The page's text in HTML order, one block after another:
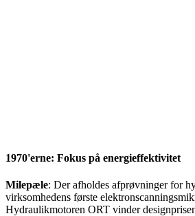
1970'erne: Fokus på energieffektivitet
Milepæle: Der afholdes afprøvninger for
virksomhedens første
Hydraulikmotoren ORT vinder